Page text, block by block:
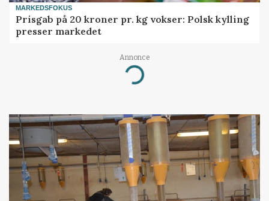
MARKEDSFOKUS
Prisgab på 20 kroner pr. kg vokser: Polsk kylling
presser markedet
Annonce
Loading...